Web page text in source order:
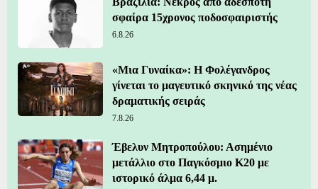
σφαίρα 15χρονος ποδοσφαιριστής
6.8.26
«Μια Γυναίκα»: Η Φολέγανδρος
γίνεται το μαγευτικό σκηνικό της νέας
δραματικής σειράς
7.8.26
Έβελυν Μητροπούλου: Ασημένιο
μετάλλιο στο Παγκόσμιο Κ20 με
ιστορικό άλμα 6,44 μ.